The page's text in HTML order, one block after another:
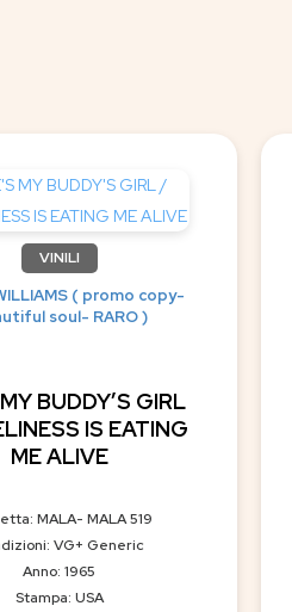
VINILI
( promo copy-
soul- RARO )
BUDDY’S GIRL
IS EATING
ME ALIVE
MALA- MALA 519
VG+ Generic
Anno: 1965
Stampa: USA